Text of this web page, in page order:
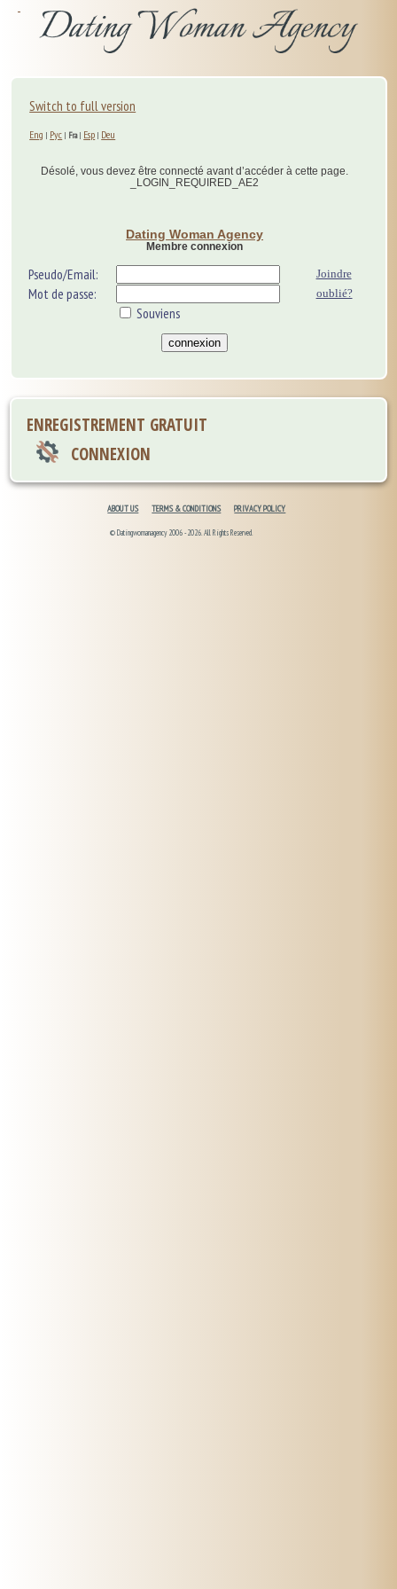
Switch to full version
Eng | Рус | Fra| Esp | Deu
Désolé, vous devez être connecté avant d’accéder à cette page.
_LOGIN_REQUIRED_AE2
Dating Woman Agency
Membre connexion
Pseudo/Email: Joindre
Mot de passe: oublié?
Souviens
ENREGISTREMENT GRATUIT
CONNEXION
ABOUT US TERMS & CONDITIONS PRIVACY POLICY
© Datingwomanagency 2006 -2026. All Rights Reserved.